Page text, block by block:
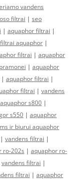
vandens
filtrai | seo
| aquaphor filtrai |
aquaphor |
filtrai | aquaphor
| aquaphor
| aquaphor filtrai |
filtrai | vandens
aquaphor s800 |
s550 | aquaphor
ir biurui aquaphor
| vandens filtrai |
ro-202s | aquaphor ro-
vandens filtrai |
filtrai | aquaphor